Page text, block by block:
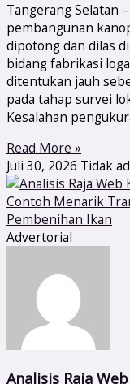
Tangerang Selatan
pembangunan
dipotong dan dilas
bidang fabrikasi
ditentukan jauh
pada tahap survei
Kesalahan
Read More »
Juli 30, 2026 Tidak
Advertorial
Analisis Raja